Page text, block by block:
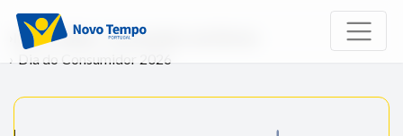
Início Rádio
Consumidor em Direto
Dia do Consumidor 2026